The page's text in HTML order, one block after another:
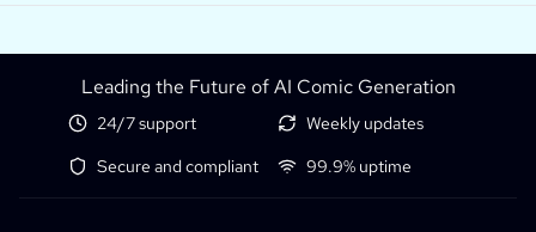
Leading the Future of AI Comic Generation
24/7 support
Weekly updates
Secure and compliant
99.9% uptime